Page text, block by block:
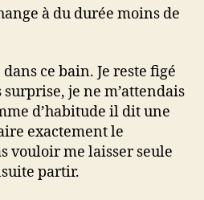
à du durée moins de
ce bain. Je reste figé
je ne m’attendais
d’habitude il dit une
exactement le
vouloir me laisser seule
partir.